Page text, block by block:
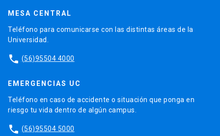
MESA CENTRAL
Teléfono para comunicarse con las distintas áreas de la
Universidad.
phone (56)95504 4000
EMERGENCIAS UC
Teléfono en caso de accidente o situación que ponga en
riesgo tu vida dentro de algún campus.
phone (56)95504 5000